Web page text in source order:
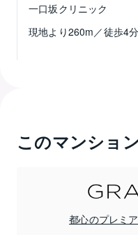
一口坂クリニック
現地より260m／徒歩4分
このマンショ
都心のプレミ